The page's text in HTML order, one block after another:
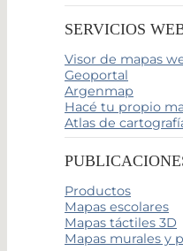
SERVICIOS
Visor de mapas
Geoportal
Argenmap
Hacé tu propio
Atlas de
Productos
Mapas escolares
Mapas táctiles 3D
Mapas murales y